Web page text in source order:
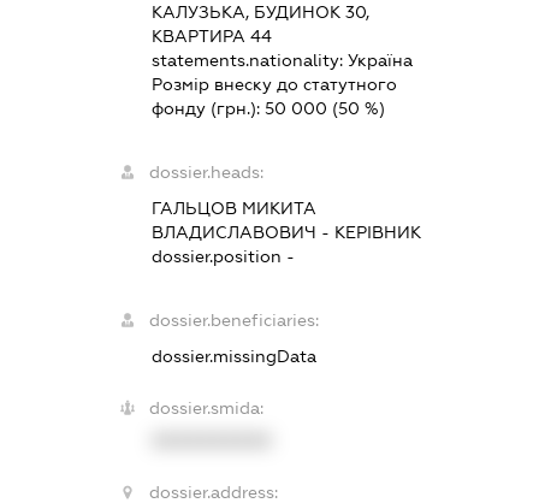
КАЛУЗЬКА, БУДИНОК 30,
КВАРТИРА 44
statements.nationality: Україна
Розмір внеску до статутного
фонду (грн.): 50 000 (50 %)
dossier.heads:
ГАЛЬЦОВ МИКИТА
ВЛАДИСЛАВОВИЧ - КЕРІВНИК
dossier.position -
dossier.beneficiaries:
dossier.missingData
dossier.smida:
dossier.address: